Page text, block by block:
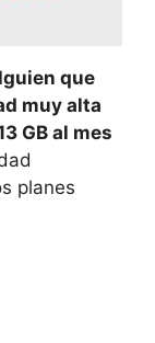
que
muy alta
GB al mes
planes